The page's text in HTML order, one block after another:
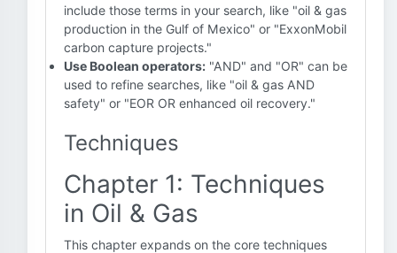
include those terms in your search, like "oil & gas
production in the Gulf of Mexico" or "ExxonMobil
carbon capture projects."
Use Boolean operators: "AND" and "OR" can be
used to refine searches, like "oil & gas AND
safety" or "EOR OR enhanced oil recovery."
Techniques
Chapter 1: Techniques
in Oil & Gas
This chapter expands on the core techniques